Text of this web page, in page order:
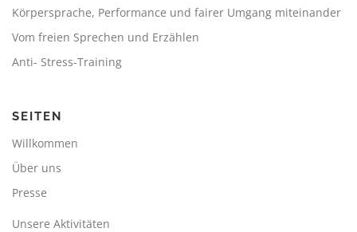
Körpersprache, Performance und fairer Umgang miteinander
Vom freien Sprechen und Erzählen
Anti- Stress-Training
SEITEN
Willkommen
Über uns
Presse
Unsere Aktivitäten